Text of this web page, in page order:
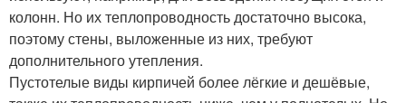
колонн. Но их теплопроводность достаточно высока,
поэтому стены, выложенные из них, требуют
дополнительного утепления.
Пустотелые виды кирпичей более лёгкие и дешёвые,